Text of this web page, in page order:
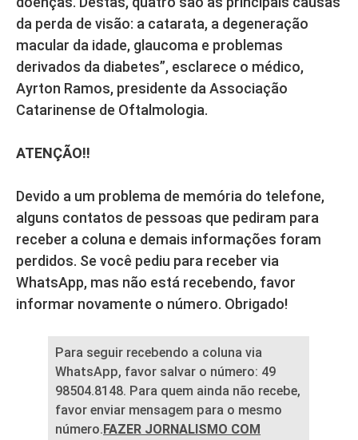
da perda de visão: a catarata, a degeneração
macular da idade, glaucoma e problemas
derivados da diabetes”, esclarece o médico,
Ayrton Ramos, presidente da Associação
Catarinense de Oftalmologia.
ATENÇÃO!!
Devido a um problema de memória do telefone,
alguns contatos de pessoas que pediram para
receber a coluna e demais informações foram
perdidos. Se você pediu para receber via
WhatsApp, mas não está recebendo, favor
informar novamente o número. Obrigado!
Para seguir recebendo a coluna via
WhatsApp, favor salvar o número: 49
98504.8148. Para quem ainda não recebe,
favor enviar mensagem para o mesmo
número.FAZER JORNALISMO COM